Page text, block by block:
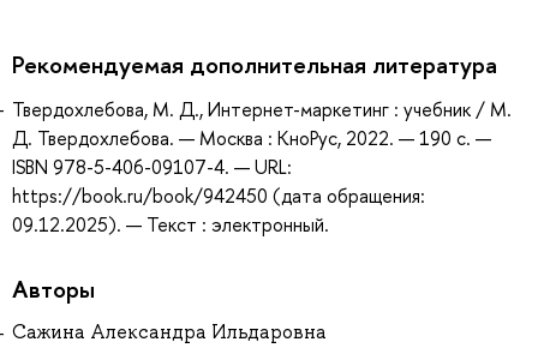
Рекомендуемая дополнительная литература
Твердохлебова, М. Д., Интернет-маркетинг : учебник / М.
Д. Твердохлебова. — Москва : КноРус, 2022. — 190 с. —
ISBN 978-5-406-09107-4. — URL:
https://book.ru/book/942450 (дата обращения:
09.12.2025). — Текст : электронный.
Авторы
Сажина Александра Ильдаровна